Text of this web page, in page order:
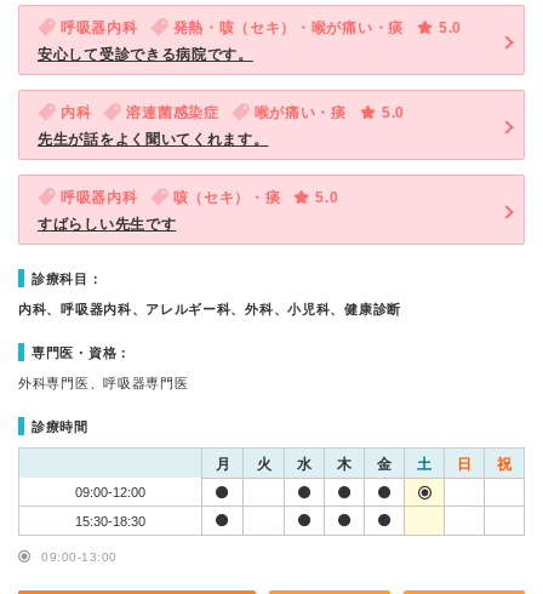
呼吸器内科 発熱・咳（セキ）・喉が痛い・痰
5.0
安心して受診できる病院です。
内科 溶連菌感染症 喉が痛い・痰
5.0
先生が話をよく聞いてくれます。
呼吸器内科 咳（セキ）・痰
5.0
すばらしい先生です
診療科目：
内科、呼吸器内科、アレルギー科、外科、小児科、健康診断
専門医・資格：
外科専門医、呼吸器専門医
診療時間
月 火 水 木 金 土 日 祝
09:00-12:00
15:30-18:30
09:00-13:00